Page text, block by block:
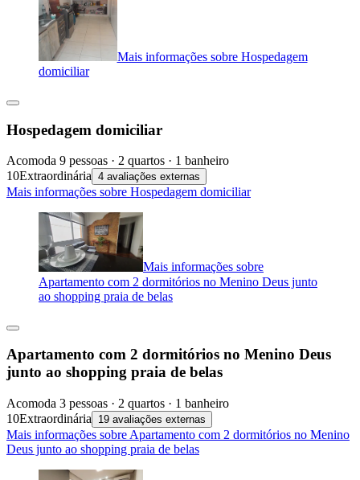
Mais informações sobre Hospedagem
domiciliar
Hospedagem domiciliar
Acomoda 9 pessoas · 2 quartos · 1 banheiro
10Extraordinária 4 avaliações externas
Mais informações sobre Hospedagem domiciliar
Mais informações sobre
Apartamento com 2 dormitórios no Menino Deus junto
ao shopping praia de belas
Apartamento com 2 dormitórios no Menino Deus
junto ao shopping praia de belas
Acomoda 3 pessoas · 2 quartos · 1 banheiro
10Extraordinária 19 avaliações externas
Mais informações sobre Apartamento com 2 dormitórios no Menino
Deus junto ao shopping praia de belas